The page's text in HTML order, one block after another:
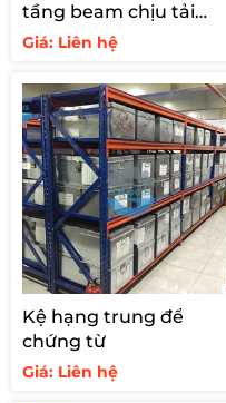
tầng beam chịu tải
1500kg/tầng
Giá: Liên hệ
Kệ hạng trung để
chứng từ
Giá: Liên hệ